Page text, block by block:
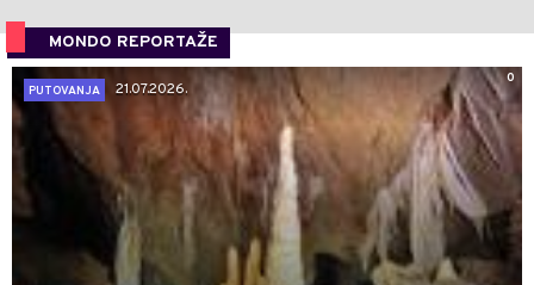
MONDO REPORTAŽE
0
PUTOVANJA
21.07.2026.